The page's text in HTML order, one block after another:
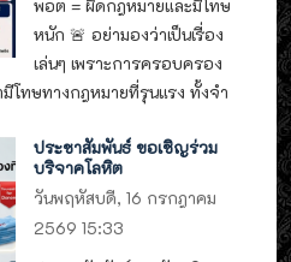
พอต = ผิดกฎหมายและมีโทษ
หนัก 🚨 อย่ามองว่าเป็นเรื่อง
เล่นๆ เพราะการครอบครอง
โทษทางกฎหมายที่รุนแรง ทั้งจำ
ประชาสัมพันธ์ ขอเชิญร่วม
บริจาคโลหิต
วันพฤหัสบดี, 16 กรกฎาคม
2569 15:33